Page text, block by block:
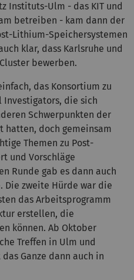
Instituts-Ulm - das KIT und
betreiben - kam dann der
Lithium-Speichersystemen
klar, dass Karlsruhe und
bewerben.
das Konsortium zu
Investigators, die sich
Schwerpunkten der
hatten, doch gemeinsam
Themen zu Post-
und Vorschläge
Runde gab es dann auch
Die zweite Hürde war die
das Arbeitsprogramm
erstellen, die
können. Ab Oktober
Treffen in Ulm und
Ganze dann auch in